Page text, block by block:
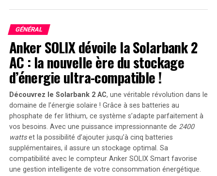
habité de la Starliner lorsque cinq des propulseurs de la
capsule ont rencontré des dysfonctionnements à
l’approche de la station spatiale. Ce problème, distinct
des fuites d’hélium, a retardé l’amarrage de la capsule.
Alternatives pour le retour
Si la NASA choisit de ne pas faire voler Wilmore et
Williams à bord de la Starliner, elle envisage d’utiliser
l’une des capsules Dragon de SpaceX pour ramener les
astronautes sur Terre au début de l’année prochaine.
Dans ce cas, seulement deux astronautes seraient
envoyés lors de la mission Crew-9 de SpaceX en
GÉNÉRAL
Anker SOLIX dévoile la Solarbank 2
AC : la nouvelle ère du stockage
d’énergie ultra-compatible !
Découvrez le Solarbank 2 AC, une véritable révolution dans le
domaine de l’énergie solaire ! Grâce à ses batteries au
phosphate de fer lithium, ce système s’adapte parfaitement à
vos besoins. Avec une puissance impressionnante de 2400
wattset la possibilité d’ajouter jusqu’à cinq batteries
supplémentaires, il assure un stockage optimal. Sa
compatibilité avec le compteur Anker SOLIX Smart favorise
une gestion intelligente de votre consommation énergétique.